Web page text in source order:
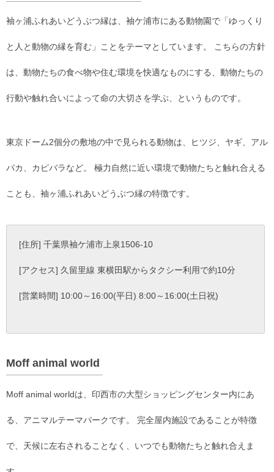
袖ヶ浦ふれあいどうぶつ縁は、袖ケ浦市にある動物園で「ゆっくり
と人と動物の縁を育む」ことをテーマとしています。 こちらの方針
は、動物たちの食べ物や住む環境を快適なものにする、動物たちの
行動や触れ合いによって命の大切さを学ぶ、というものです。
東京ドーム2個分の敷地の中で見られる動物は、ヒツジ、ヤギ、アル
パカ、カピバラなど。 極力自然に近い環境で動物たちと触れ合える
ことも、袖ヶ浦ふれあいどうぶつ縁の特徴です。
[住所] 千葉県袖ケ浦市上泉1506-10
[アクセス] 久留里線 東横田駅からタクシー利用で約10分
[営業時間] 10:00～16:00(平日) 8:00～16:00(土日祝)
Moff animal world
Moff animal worldは、印西市の大型ショッピングセンター内にあ
る、アニマルテーマパークです。 完全屋内施設であることが特徴
で、天候に左右されることなく、いつでも動物たちと触れ合えま